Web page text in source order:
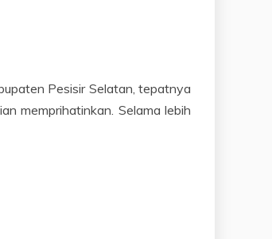
Pesisir Selatan, tepatnya
memprihatinkan. Selama lebih